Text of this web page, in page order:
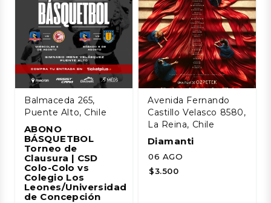
Balmaceda 265,
Puente Alto, Chile
ABONO
BÁSQUETBOL
Torneo de
Clausura | CSD
Colo-Colo vs
Colegio Los
Leones/Universidad
de Concepción
Avenida Fernando
Castillo Velasco 8580,
La Reina, Chile
Diamanti
06 AGO
$3.500